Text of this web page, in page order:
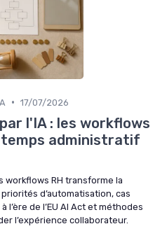
• 17/07/2026
l'IA : les workflows
temps administratif
workflows RH transforme la
d’automatisation, cas
l’ère de l’EU AI Act et méthodes
l’expérience collaborateur.